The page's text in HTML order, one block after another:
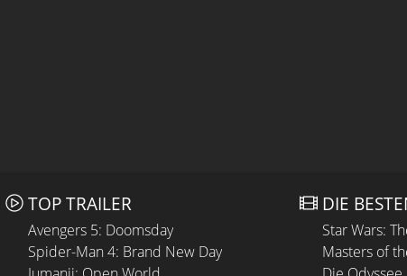
TOP TRAILER
Avengers 5: Doomsday
Spider-Man 4: Brand New Day
DIE
Star Wars:
Masters of